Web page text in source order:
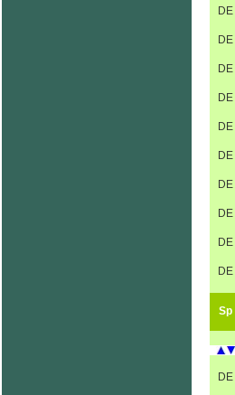
DE
DE
DE
DE
DE
DE
DE
DE
DE
DE
Sp
DE